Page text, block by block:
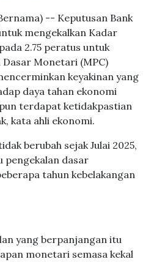
-- Keputusan Bank
mengekalkan Kadar
2.75 peratus untuk
Monetari (MPC)
keyakinan yang
daya tahan ekonomi
terdapat ketidakpastian
kata ahli ekonomi.
berubah sejak Julai 2025,
pengekalan dasar
tahun kebelakangan
yang berpanjangan itu
monetari semasa kekal